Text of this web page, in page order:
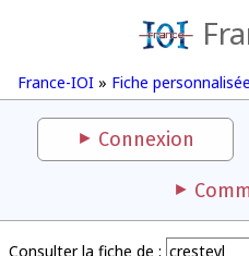
France-IOI » Fiche
Connexion
Consulter la fiche de :